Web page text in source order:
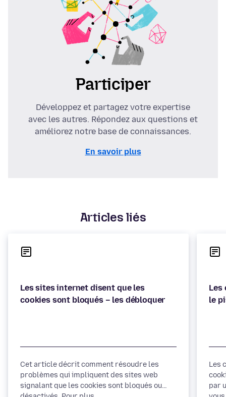
Participer
Développez et partagez votre expertise
avec les autres. Répondez aux questions et
améliorez notre base de connaissances.
En savoir plus
Articles liés
Les sites internet disent que les
Cet article décrit comment résoudre les
problèmes qui impliquent des sites web
signalant que les cookies sont bloqués ou
Les
Les
par